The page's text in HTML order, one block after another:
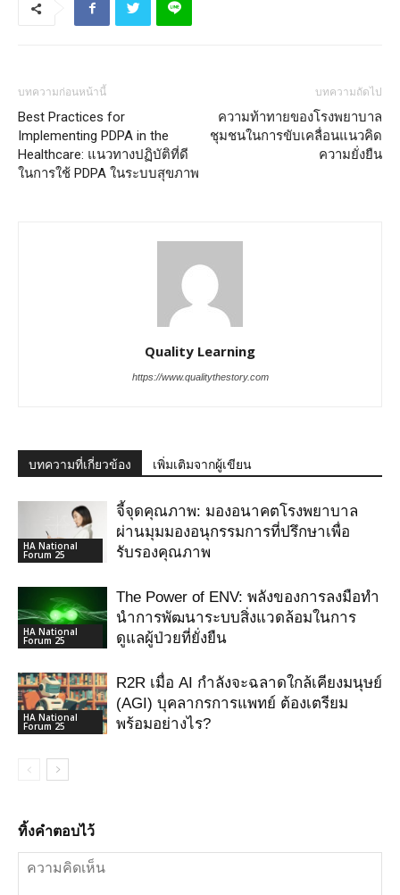
บทความก่อนหน้านี้
Best Practices for
Implementing PDPA in the
Healthcare: แนวทางปฏิบัติที่ดี
ในการใช้ PDPA ในระบบสุขภาพ
บทความถัดไป
ความท้าทายของโรงพยาบาล
ชุมชนในการขับเคลื่อนแนวคิด
ความยั่งยืน
Quality Learning
https://www.qualitythestory.com
บทความที่เกี่ยวข้อง เพิ่มเติมจากผู้เขียน
HA National
Forum 25
จี้จุดคุณภาพ: มองอนาคตโรงพยาบาล
ผ่านมุมมองอนุกรรมการที่ปรึกษาเพื่อ
รับรองคุณภาพ
HA National
Forum 25
The Power of ENV: พลังของการลงมือทำ
นำการพัฒนาระบบสิ่งแวดล้อมในการ
ดูแลผู้ป่วยที่ยั่งยืน
HA National
Forum 25
R2R เมื่อ AI กําลังจะฉลาดใกล้เคียงมนุษย์
(AGI) บุคลากรการแพทย์ ต้องเตรียม
พร้อมอย่างไร?
ทิ้งคำตอบไว้